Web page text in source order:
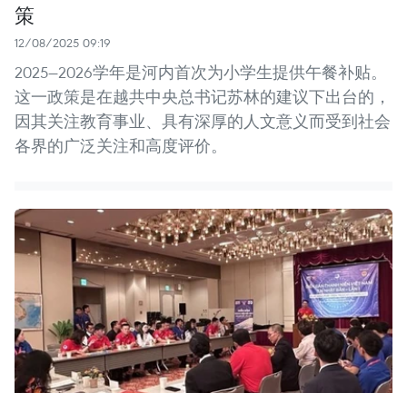
策
12/08/2025 09:19
2025—2026学年是河内首次为小学生提供午餐补贴。
这一政策是在越共中央总书记苏林的建议下出台的，
因其关注教育事业、具有深厚的人文意义而受到社会
各界的广泛关注和高度评价。